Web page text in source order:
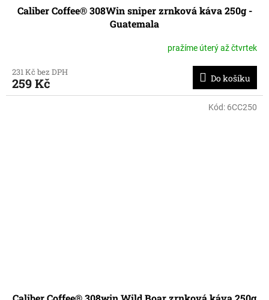
Caliber Coffee® 308Win sniper zrnková káva 250g -
Guatemala
pražíme úterý až čtvrtek
231 Kč bez DPH
259 Kč Do košíku
Kód: 6CC250